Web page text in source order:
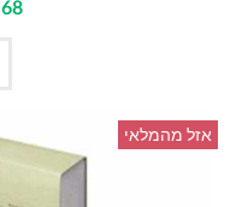
68
אזל מהמלאי